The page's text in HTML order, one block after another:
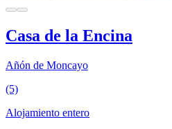
Casa de la Encina
Añón de Moncayo
(5)
Alojamiento entero